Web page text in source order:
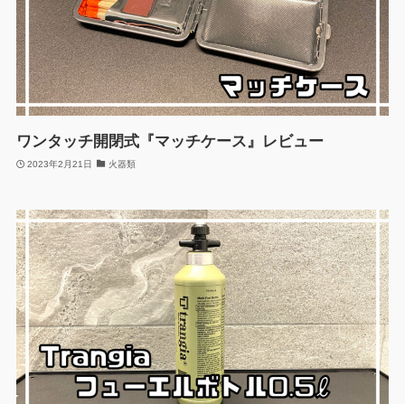
ワンタッチ開閉式『マッチケース』レビュー
2023年2月21日 火器類